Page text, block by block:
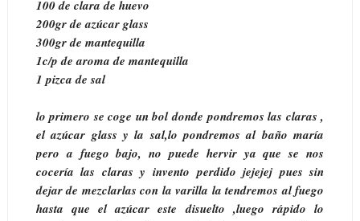
100 de clara de huevo
200gr de azúcar glass
300gr de mantequilla
1c/p de aroma de mantequilla
1 pizca de sal
lo primero se coge un bol donde pondremos las claras ,
el azúcar glass y la sal,lo pondremos al baño maría
pero a fuego bajo, no puede hervir ya que se nos
cocería las claras y invento perdido jejejej pues sin
dejar de mezclarlas con la varilla la tendremos al fuego
hasta que el azúcar este disuelto ,luego rápido lo